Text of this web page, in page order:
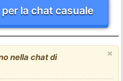
la chat casuale
×
nella chat di